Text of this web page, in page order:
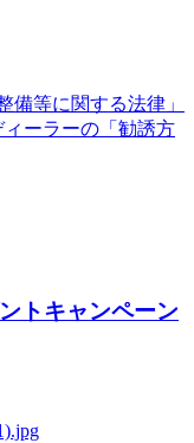
備等に関する法律」
ィーラーの「勧誘方
トキャンペーン